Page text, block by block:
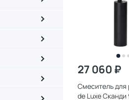
27 060 ₽
Смеситель для
de Luxe Сканди